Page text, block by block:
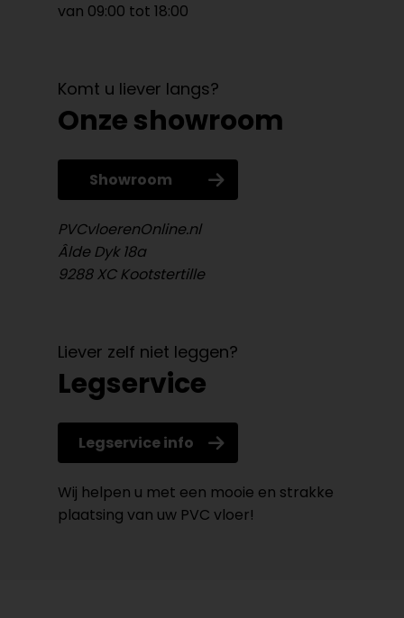
van 09:00 tot 18:00
Komt u liever langs?
Onze showroom
Showroom
PVCvloerenOnline.nl
Âlde Dyk 18a
9288 XC Kootstertille
Liever zelf niet leggen?
Legservice
Legservice info
Wij helpen u met een mooie en strakke
plaatsing van uw PVC vloer!